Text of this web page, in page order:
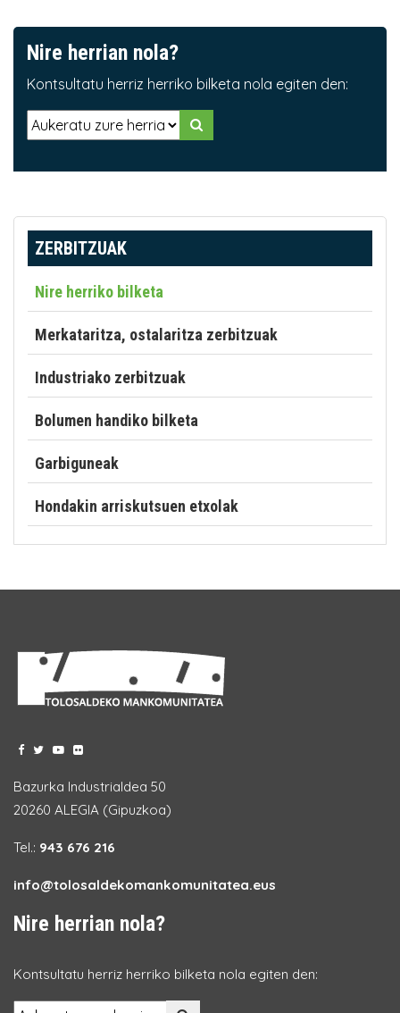
Nire herrian nola?
Kontsultatu herriz herriko bilketa nola egiten den:
ZERBITZUAK
Nire herriko bilketa
Merkataritza, ostalaritza zerbitzuak
Industriako zerbitzuak
Bolumen handiko bilketa
Garbiguneak
Hondakin arriskutsuen etxolak
Bazurka Industrialdea 50
20260 ALEGIA (Gipuzkoa)
Tel.: 943 676 216
info@tolosaldekomankomunitatea.eus
Nire herrian nola?
Kontsultatu herriz herriko bilketa nola egiten den: